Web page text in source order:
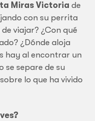
Miras Victoria de
con su perrita
viajar? ¿Con qué
¿Dónde aloja
hay al encontrar un
se separe de su
lo que ha vivido